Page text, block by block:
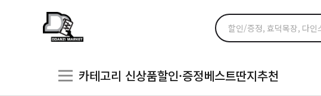
카테고리 신상품할인·증정베스트딴지추천